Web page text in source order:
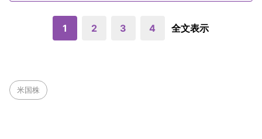
1 2 3 4 全文表示
米国株